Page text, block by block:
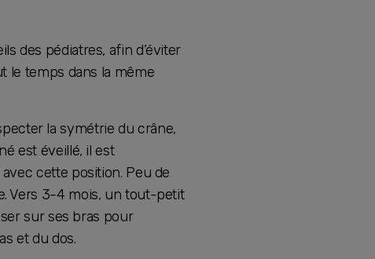
des pédiatres, afin d’éviter
le temps dans la même
la symétrie du crâne,
est éveillé, il est
cette position. Peu de
Vers 3-4 mois, un tout-petit
sur ses bras pour
et du dos.